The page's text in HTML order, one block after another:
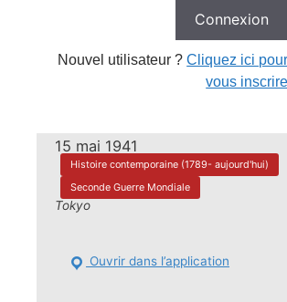
Nouvel utilisateur ?Cliquez ici pour
vous inscrire
15 mai 1941
Histoire contemporaine (1789- aujourd'hui)
Seconde Guerre Mondiale
Tokyo
Ouvrir dans l’application